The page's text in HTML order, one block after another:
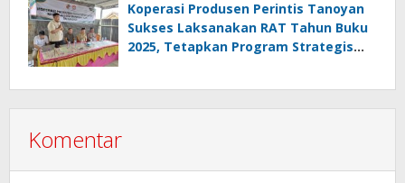
Melanggar Aturan”
Koperasi Produsen Perintis Tanoyan
Sukses Laksanakan RAT Tahun Buku
2025, Tetapkan Program Strategis
Komentar